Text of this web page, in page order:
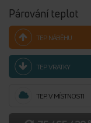
Párování teplot
TEP. NÁBĚHU
TEP. VRATKY
TEP. V MÍSTNOSTI